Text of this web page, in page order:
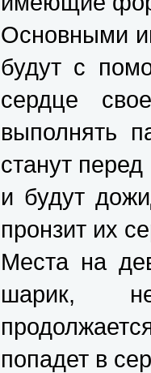
Основными
будут с
сердце
выполнять
станут
и будут
пронзит их
Места на
шарик,
попадет в